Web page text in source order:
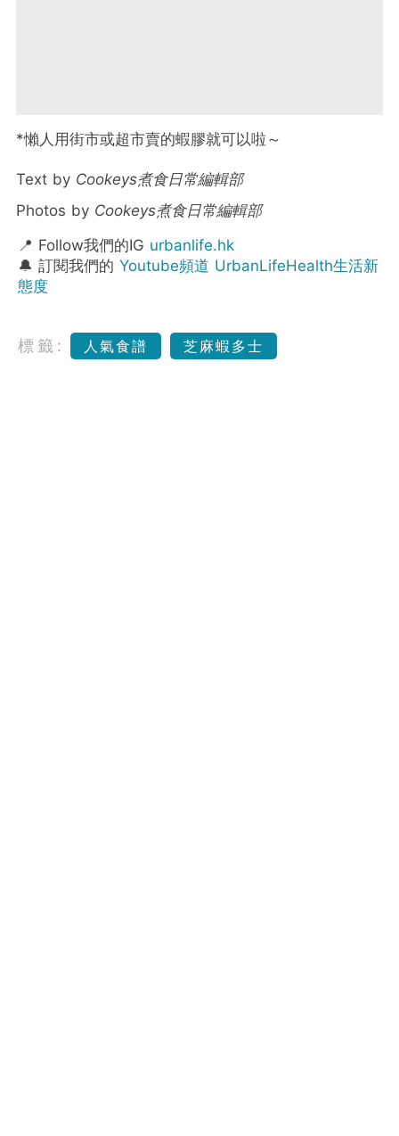
*懶人用街市或超市賣的蝦膠就可以啦～
Text by Cookeys煮食日常編輯部
Photos by Cookeys煮食日常編輯部
📍 Follow我們的IG urbanlife.hk
🔔 訂閱我們的 Youtube頻道 UrbanLifeHealth生活新
態度
標籤: 人氣食譜 芝麻蝦多士